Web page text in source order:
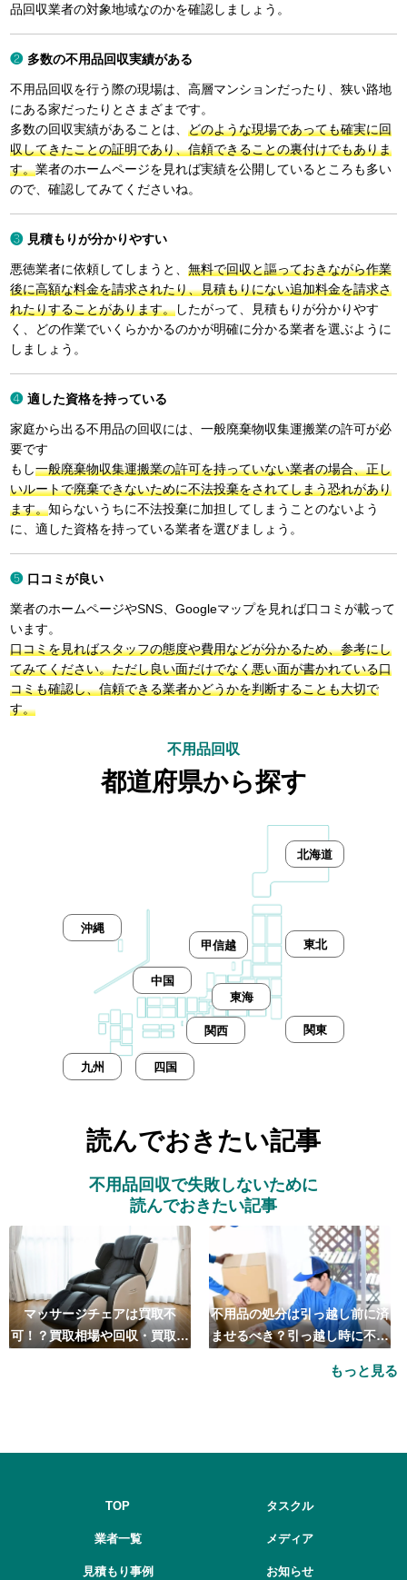
品回収業者の対象地域なのかを確認しましょう。
多数の不用品回収実績がある
不用品回収を行う際の現場は、高層マンションだったり、狭い路地
にある家だったりとさまざまです。
多数の回収実績があることは、どのような現場であっても確実に回
収してきたことの証明であり、信頼できることの裏付けでもありま
す。業者のホームページを見れば実績を公開しているところも多い
ので、確認してみてくださいね。
見積もりが分かりやすい
悪徳業者に依頼してしまうと、無料で回収と謳っておきながら作業
後に高額な料金を請求されたり、見積もりにない追加料金を請求さ
れたりすることがあります。したがって、見積もりが分かりやす
く、どの作業でいくらかかるのかが明確に分かる業者を選ぶように
しましょう。
適した資格を持っている
家庭から出る不用品の回収には、一般廃棄物収集運搬業の許可が必
要です
もし一般廃棄物収集運搬業の許可を持っていない業者の場合、正し
いルートで廃棄できないために不法投棄をされてしまう恐れがあり
ます。知らないうちに不法投棄に加担してしまうことのないよう
に、適した資格を持っている業者を選びましょう。
口コミが良い
業者のホームページやSNS、Googleマップを見れば口コミが載って
います。
口コミを見ればスタッフの態度や費用などが分かるため、参考にし
てみてください。ただし良い面だけでなく悪い面が書かれている口
コミも確認し、信頼できる業者かどうかを判断することも大切で
す。
不用品回収
都道府県から探す
北海道
東北
甲信越
東海
関東
関西
中国
四国
九州
沖縄
読んでおきたい記事
不用品回収で失敗しないために
読んでおきたい記事
マッサージチェアは買取不
可！？買取相場や回収・買取の
不用品の処分は引っ越し前に済
ませるべき？引っ越し時に不用
もっと見る
TOP
業者一覧
見積もり事例
タスクル
メディア
お知らせ